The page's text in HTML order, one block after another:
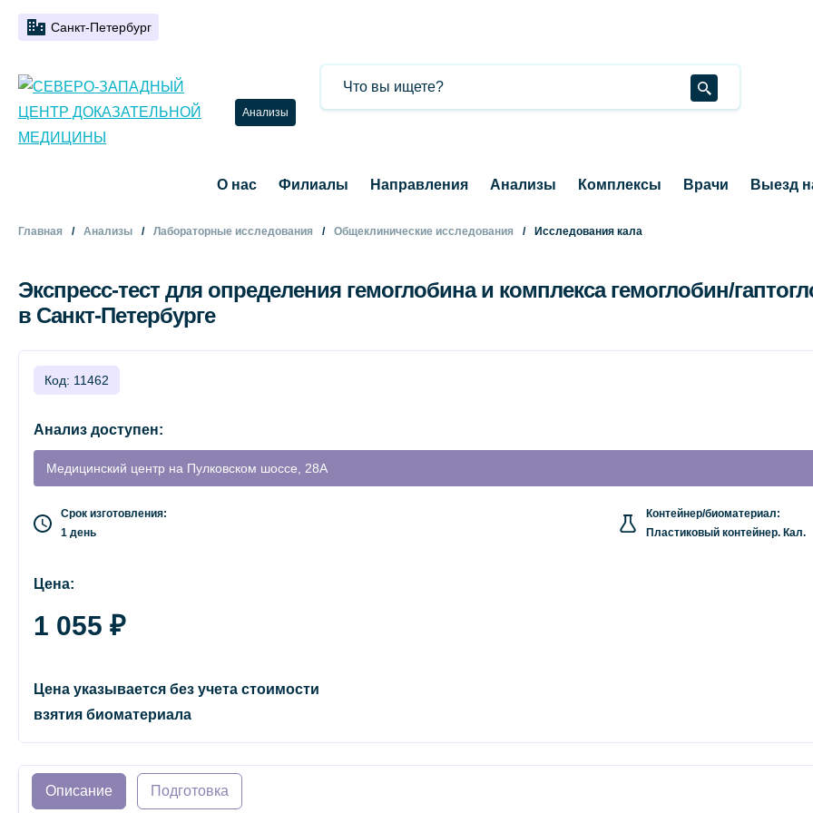
Санкт-Петербург
Анализы
О нас Филиалы Направления Анализы Комплексы Врачи Выезд
Главная Анализы Лабораторные исследования Общеклинические исследования Исследования кала
Экспресс-тест для определения гемоглобина и комплекса гемоглобин/
в Санкт-Петербурге
Код: 11462
Анализ доступен:
Медицинский центр на Пулковском шоссе, 28А
Срок изготовления:
1 день
Контейнер/биоматериал:
Пластиковый контейнер. Кал.
Цена:
1 055 ₽
Цена указывается без учета стоимости
взятия биоматериала
Описание Подготовка